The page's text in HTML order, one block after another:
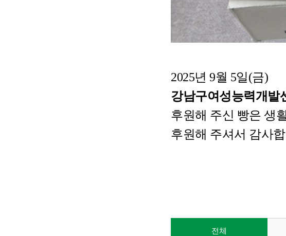
2025년 9월 5일(금)
강남구여성능력개발
후원해 주신 빵은 생
후원해 주셔서 감사
전체